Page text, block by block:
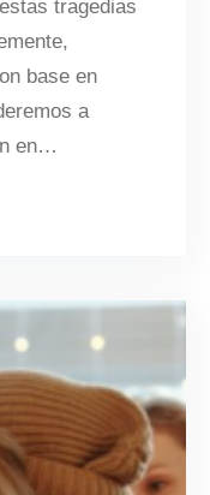
tragedias
base en
a
en…